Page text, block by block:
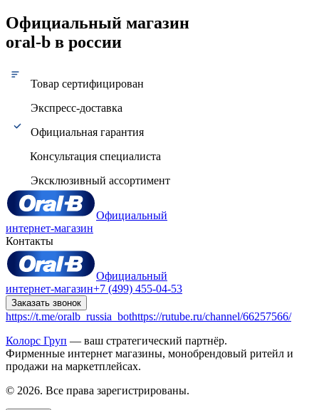
Официальный магазин
oral-b в россии
Товар сертифицирован
Экспресс-доставка
Официальная гарантия
Консультация специалиста
Эксклюзивный ассортимент
Официальный
интернет-магазин
Контакты
Официальный
интернет-магазин+7 (499) 455-04-53
Заказать звонок
https://t.me/oralb_russia_bothttps://rutube.ru/channel/66257566/
Колорс Груп — ваш стратегический партнёр.
Фирменные интернет магазины, монобрендовый ритейл и
продажи на маркетплейсах.
© 2026. Все права зарегистрированы.